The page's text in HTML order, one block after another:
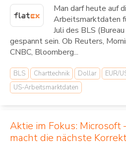
Man darf heute auf
Arbeitsmarktdaten
Juli des BLS
gespannt sein. Ob Reuters,
CNBC, Bloomberg...
BLS Charttechnik Dollar EUR/
US-Arbeitsmarktdaten
Aktie im Fokus: Microsoft
macht die nächste